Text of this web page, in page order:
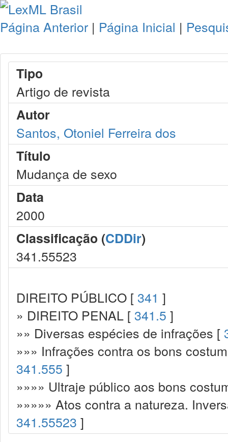
Página Anterior | Página Inicial |
Tipo
Artigo de revista
Autor
Santos, Otoniel Ferreira dos
Título
Mudança de sexo
Data
2000
Classificação (CDDir)
341.55523
DIREITO PÚBLICO [ 341 ]
» DIREITO PENAL [ 341.5 ]
»» Diversas espécies de infrações [
»»» Infrações contra os bons
341.555 ]
»»»» Ultraje público aos bons
»»»»» Atos contra a natureza.
341.55523 ]